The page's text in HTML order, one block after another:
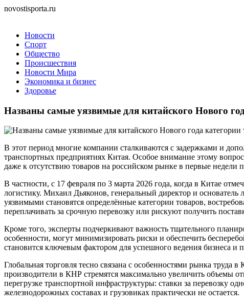
novostisporta.ru
Новости
Спорт
Общество
Происшествия
Новости Мира
Экономика и бизнес
Здоровье
Названы самые уязвимые для китайского Нового
В этот период многие компании сталкиваются с задержками и
транспортных предприятиях Китая. Особое внимание этому
даже к отсутствию товаров на российском рынке в первые недели
В частности, с 17 февраля по 3 марта 2026 года, когда в Китае
логистику. Михаил Дьяконов, генеральный директор и
уязвимыми становятся определённые категории товаров,
переплачивать за срочную перевозку или рискуют получить
Кроме того, эксперты подчеркивают важность тщательного
особенности, могут минимизировать риски и обеспечить
становится ключевым фактором для успешного ведения бизнеса
Глобальная торговля тесно связана с особенностями рынка
производители в КНР стремятся максимально увеличить объемы
перегрузке транспортной инфраструктуры: ставки за перевозку
железнодорожных составах и грузовиках практически не остается.